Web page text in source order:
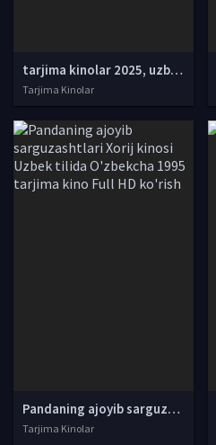
tarjima kinolar 2025, uzbek tarjima kinolar 2025, tarjima kinolar uzbek tilida 2025, tarjima kinolar o zbek 2025, tarjima kinolar o zbek tilida 2025, yangi tarjima kinolar 2025, uzmovi tarjima kinolar 2025, uzmovi com tarjima kinolar 2025, uzbekcha t
Tarjima Kinolar
Pandaning ajoyib sarguzashtlari Xorij kinosi Uzbek tilida O'zbekcha 1995 tarjima kino Full HD ko'rish
Tarjima Kinolar